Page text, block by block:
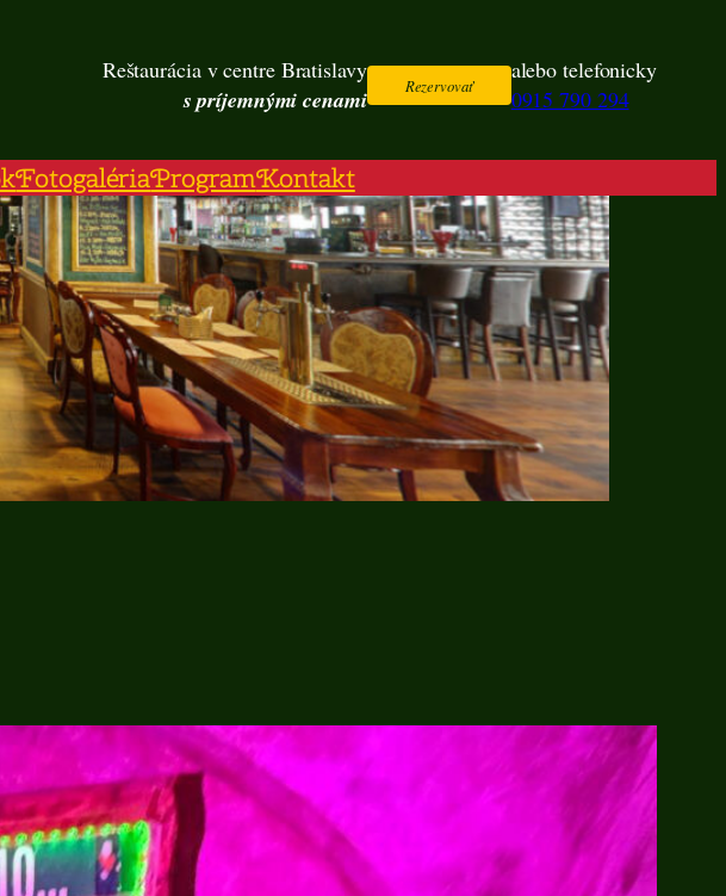
Reštaurácia v centre Bratislavy
s príjemnými cenami Rezervovať
alebo telefonicky
0915 790 294
FotogalériaProgramKontakt